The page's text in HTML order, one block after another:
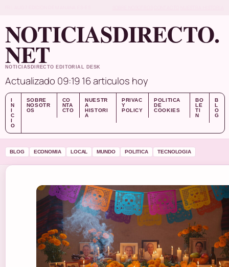
NOTICIASDIRECTO.
NET
NOTICIASDIRECTO EDITORIAL DESK
Actualizado 09:1916 articulos hoy
I
N
I
C
I
O
SOBRE
NOSOTR
OS
CO
NTA
CTO
NUESTR
A
HISTORI
A
PRIVAC
Y
POLICY
POLITICA
DE
COOKIES
BO
LE
TI
N
B
L
O
G
BLOG ECONOMIA LOCAL MUNDO POLITICA TECNOLOGIA